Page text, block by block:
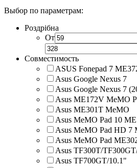
Выбор по параметрам:
Роздрібна
От
Совместимость
ASUS Fonepad 7
Asus Google Nexus 7
Asus Google Nexus 7
Asus ME172V MeMO
Asus ME301T MeMO
Asus MeMO Pad 10
Asus MeMO Pad HD 7
Asus MeMO Pad
Asus TF300T/
Asus TF700GT/10.1"